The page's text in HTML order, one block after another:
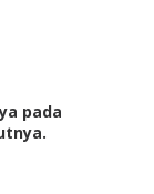
pada